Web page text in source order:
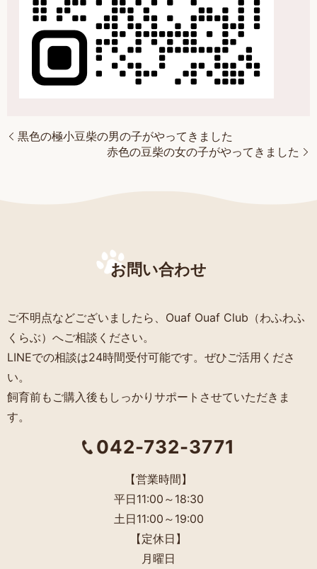
黒色の極小豆柴の男の子がやってきました
赤色の豆柴の女の子がやってきました
お問い合わせ
ご不明点などございましたら、Ouaf Ouaf Club（わふわふ
くらぶ）へご相談ください。
LINEでの相談は24時間受付可能です。ぜひご活用くださ
い。
飼育前もご購入後もしっかりサポートさせていただきま
す。
042-732-3771
【営業時間】
平日11:00～18:30
土日11:00～19:00
【定休日】
月曜日